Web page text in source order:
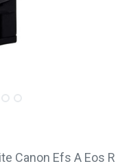
Canon Efs A Eos R